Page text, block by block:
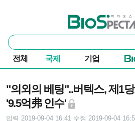
바이오스펙테이터
통
합
검
색
전체 국제 기업
"의외의 베팅"..버텍스, 제1
'9.5억弗 인수'
입력 2019-09-04 16:41 수정 2019-09-04